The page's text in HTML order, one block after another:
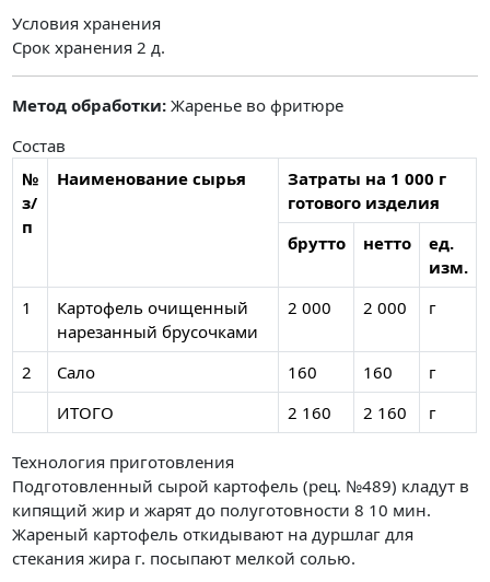
Условия хранения
Срок хранения 2 д.
Метод обработки: Жаренье во фритюре
Состав
№
з/
п
Наименование сырья
Затраты на 1 000 г
готового изделия
брутто
нетто
ед.
изм.
1
Картофель очищенный
нарезанный брусочками
2 000 2 000 г
2 Сало 160 160
г
ИТОГО
2 160 2 160 г
Технология приготовления
Подготовленный сырой картофель (рец. №489) кладут в
кипящий жир и жарят до полуготовности 8 10 мин.
Жареный картофель откидывают на дуршлаг для
стекания жира г. посыпают мелкой солью.